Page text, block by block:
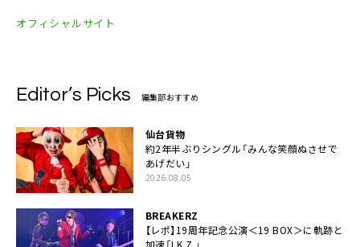
オフィシャルサイト
Editor’s Picks 編集部おすすめ
仙台貨物
約2年半ぶりシングル「みんな笑顔ぬさせで
あげだい」
2026.08.05
BREAKERZ
【レポ】19周年記念公演＜19 BOX＞に軌跡と